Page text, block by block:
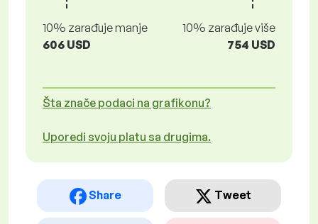
10% zarađuje manje
606 USD
10% zarađuje više
754 USD
Šta znače podaci na grafikonu?
Uporedi svoju platu sa drugima.
Share Tweet